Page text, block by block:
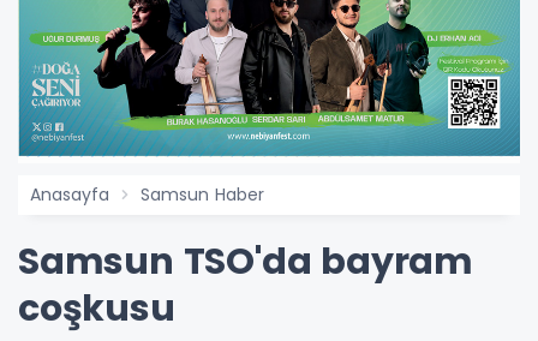
Anasayfa Samsun Haber
Samsun TSO'da bayram
coşkusu